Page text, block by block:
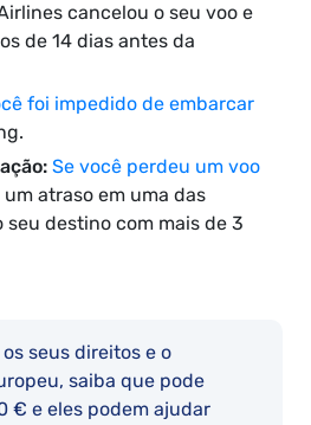
cancelou o seu voo e
de 14 dias antes da
foi impedido de embarcar
Se você perdeu um voo
atraso em uma das
seu destino com mais de 3
seus direitos e o
saiba que pode
€ e eles podem ajudar